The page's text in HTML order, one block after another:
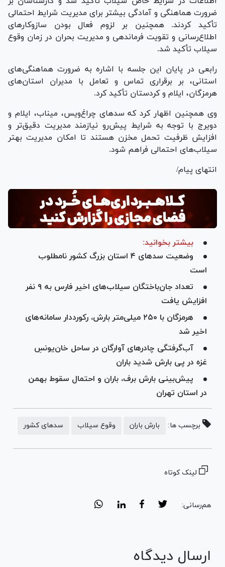
ضرورت هماهنگی و آمادگی بیشتر برای مدیریت شرایط احتمالی
تأکید کردند. همچنین بر لزوم فعال بودن سازوکار‌های
اطلاع‌رسانی و تقویت فرماندهی و مدیریت بحران در زمان وقوع
سیلاب تأکید شد.
رابعی در پایان این جلسه با اشاره به ضرورت هماهنگی‌های
استانی، بر برقراری تماس و تعامل با مدیران استان‌های
هرمزگان، ایلام و کردستان تأکید کرد.
وی همچنین اظهار کرد که سد‌های چراغ‌ویس، میناب، ایلام و
دویرج با توجه به شرایط پیش‌رو نیازمند مدیریت دقیق‌تر و
افزایش ظرفیت تحمل مخزن هستند تا امکان مدیریت بهتر
سیلاب‌های احتمالی فراهم شود.
انتهای پیام/
بیشتر بخوانید:
وضعیت سد‌های ۴ استان بزرگ کشور نامطلوب
است
تعداد جان‌باختگان سیلاب‌های اخیر فارس به ۹ نفر
افزایش یافت
هرمزگان با ۲۵۰ میلی‌متر بارش، رکورددار سامانه‌های
اخیر شد
آب‌گرفتگی چادرهای آوارگان در ساحل خان‌یونسِ
غزه در پی بارش شدید باران
پیش‌بینی بارش برف، باران و احتمال سقوط بهمن
در استان تهران
برچسب ها: بارش باران وقوع سیلاب سدهای کشور
لینک کوتاه
هم‌رسانی:
ارسال دیدگاه